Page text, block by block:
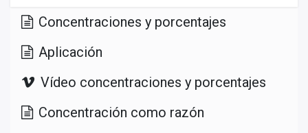
Concentraciones y porcentajes
Aplicación
Vídeo concentraciones y porcentajes
Concentración como razón